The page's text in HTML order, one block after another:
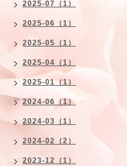
2025-07（1）
2025-06（1）
2025-05（1）
2025-04（1）
2025-01（1）
2024-06（1）
2024-03（1）
2024-02（2）
2023-12（1）